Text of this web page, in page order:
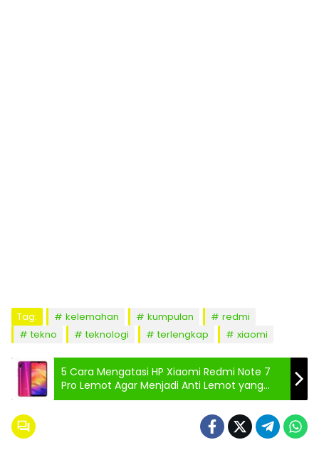
Tag: kelemahan kumpulan
redmi
tekno
teknologi terlengkap xiaomi
5 Cara Mengatasi HP Xiaomi Redmi Note 7
Pro Lemot Agar Menjadi Anti Lemot yang
Ampuh